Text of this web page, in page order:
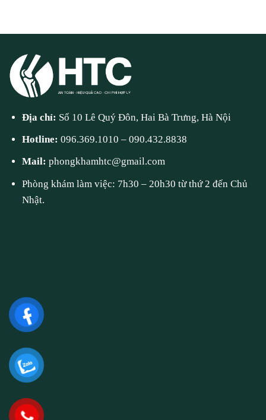
Địa chỉ: Số 10 Lê Quý Đôn, Hai Bà Trưng, Hà Nội
Hotline:096.369.1010 –090.432.8838
Mail:phongkhamhtc@gmail.com
Phòng khám làm việc: 7h30 – 20h30 từ thứ 2 đến Chủ
Nhật.